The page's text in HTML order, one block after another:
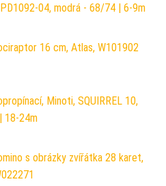
04, modrá - 68/74 | 6-9m
16 cm, Atlas, W101902
Minoti, SQUIRREL 10,
18-24m
s obrázky zvířátka 28 karet,